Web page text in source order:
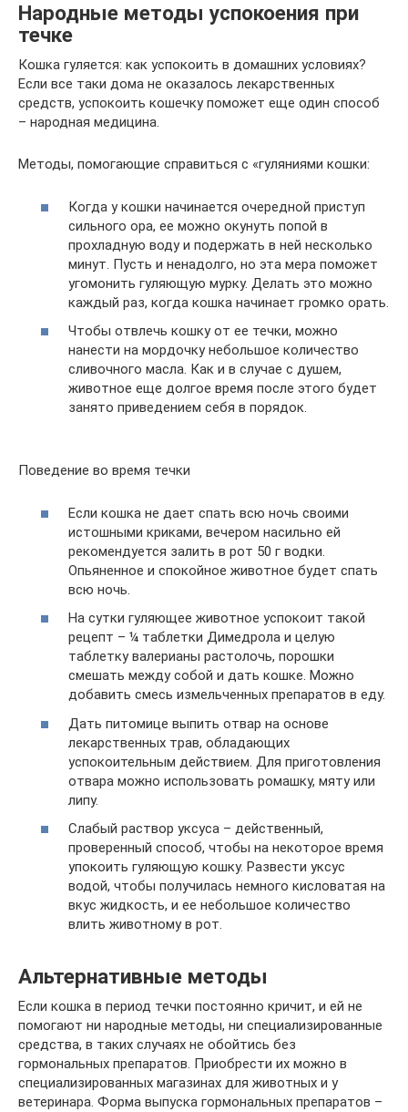
Народные методы успокоения при
течке
Кошка гуляется: как успокоить в домашних условиях?
Если все таки дома не оказалось лекарственных
средств, успокоить кошечку поможет еще один способ
– народная медицина.
Методы, помогающие справиться с «гуляниями кошки:
Когда у кошки начинается очередной приступ
сильного ора, ее можно окунуть попой в
прохладную воду и подержать в ней несколько
минут. Пусть и ненадолго, но эта мера поможет
угомонить гуляющую мурку. Делать это можно
каждый раз, когда кошка начинает громко орать.
Чтобы отвлечь кошку от ее течки, можно
нанести на мордочку небольшое количество
сливочного масла. Как и в случае с душем,
животное еще долгое время после этого будет
занято приведением себя в порядок.
Поведение во время течки
Если кошка не дает спать всю ночь своими
истошными криками, вечером насильно ей
рекомендуется залить в рот 50 г водки.
Опьяненное и спокойное животное будет спать
всю ночь.
На сутки гуляющее животное успокоит такой
рецепт – ¼ таблетки Димедрола и целую
таблетку валерианы растолочь, порошки
смешать между собой и дать кошке. Можно
добавить смесь измельченных препаратов в еду.
Дать питомице выпить отвар на основе
лекарственных трав, обладающих
успокоительным действием. Для приготовления
отвара можно использовать ромашку, мяту или
липу.
Слабый раствор уксуса – действенный,
проверенный способ, чтобы на некоторое время
упокоить гуляющую кошку. Развести уксус
водой, чтобы получилась немного кисловатая на
вкус жидкость, и ее небольшое количество
влить животному в рот.
Альтернативные методы
Если кошка в период течки постоянно кричит, и ей не
помогают ни народные методы, ни специализированные
средства, в таких случаях не обойтись без
гормональных препаратов. Приобрести их можно в
специализированных магазинах для животных и у
ветеринара. Форма выпуска гормональных препаратов –